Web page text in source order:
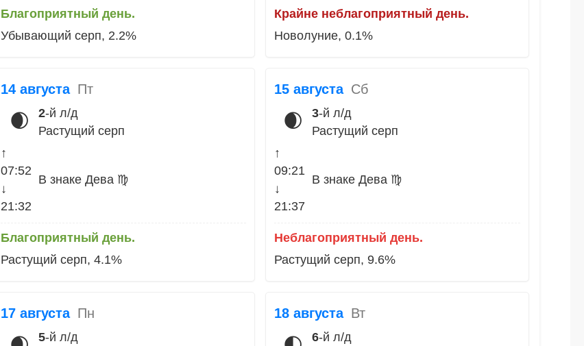
Благоприятный день.
Убывающий серп, 2.2%
Крайне неблагоприятный день.
Новолуние, 0.1%
14 августа Пт
🌒 2-й л/д
Растущий серп
↑
07:52
↓
21:32
В знаке Дева ♍
Благоприятный день.
Растущий серп, 4.1%
15 августа Сб
🌒 3-й л/д
Растущий серп
↑
09:21
↓
21:37
В знаке Дева ♍
Неблагоприятный день.
Растущий серп, 9.6%
17 августа Пн
5-й л/д
18 августа Вт
6-й л/д